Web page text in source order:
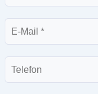
E-
Mail
Telefon